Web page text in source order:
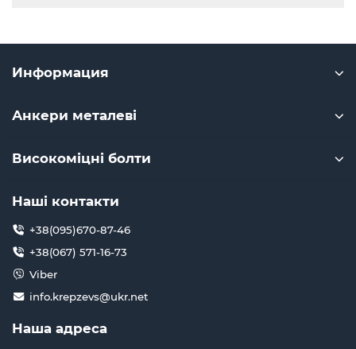
Информация
Анкери металеві
Високоміцні болти
Наші контакти
+38(095)670-87-46
+38(067) 571-16-73
Viber
info.krepzevs@ukr.net
Наша адреса